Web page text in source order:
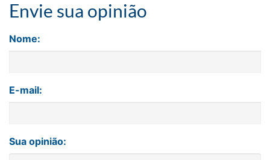
Envie sua opinião
Nome:
E-mail:
Sua opinião: